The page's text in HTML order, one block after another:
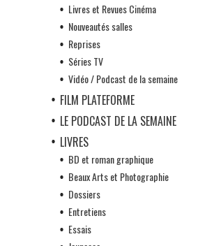
Livres et Revues Cinéma
Nouveautés salles
Reprises
Séries TV
Vidéo / Podcast de la semaine
FILM PLATEFORME
LE PODCAST DE LA SEMAINE
LIVRES
BD et roman graphique
Beaux Arts et Photographie
Dossiers
Entretiens
Essais